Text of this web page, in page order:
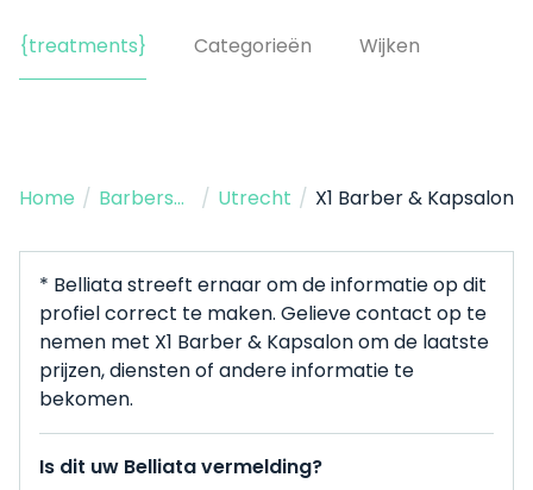
{treatments} Categorieën Wijken
Home / Barbershop / Utrecht / X1 Barber & Kapsalon
* Belliata streeft ernaar om de informatie op dit
profiel correct te maken. Gelieve contact op te
nemen met X1 Barber & Kapsalon om de laatste
prijzen, diensten of andere informatie te
bekomen.
Is dit uw Belliata vermelding?